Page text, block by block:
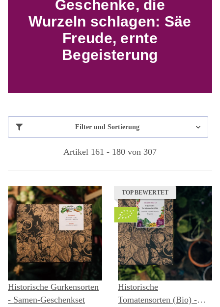
Geschenke, die
Wurzeln schlagen: Säe
Freude, ernte
Begeisterung
Filter und Sortierung
Artikel 161 - 180 von 307
Historische Gurkensorten
- Samen-Geschenkset
TOP BEWERTET
Historische
Tomatensorten (Bio) -